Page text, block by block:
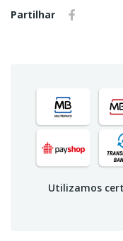
Partilhar
Utilizamos